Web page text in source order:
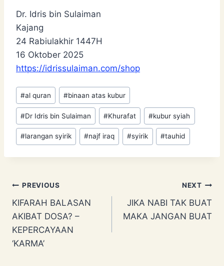
Dr. Idris bin Sulaiman
Kajang
24 Rabiulakhir 1447H
16 Oktober 2025
https://idrissulaiman.com/shop
Post
Tags:
#al quran #binaan atas kubur
#Dr Idris bin Sulaiman #Khurafat #kubur syiah
#larangan syirik #najf iraq #syirik #tauhid
Post
navigation
PREVIOUS
KIFARAH BALASAN
AKIBAT DOSA? –
KEPERCAYAAN
‘KARMA’
NEXT
JIKA NABI TAK BUAT
MAKA JANGAN BUAT